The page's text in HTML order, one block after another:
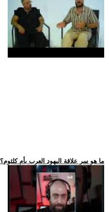
.. ما هو سر علاقة اليهود العرب بأم كلثوم؟